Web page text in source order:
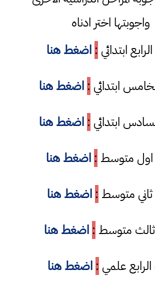
واجوبتها اختر ادناه
ابتدائي : اضغط هنا
ابتدائي : اضغط هنا
ابتدائي : اضغط هنا
متوسط : اضغط هنا
متوسط : اضغط هنا
متوسط : اضغط هنا
علمي : اضغط هنا